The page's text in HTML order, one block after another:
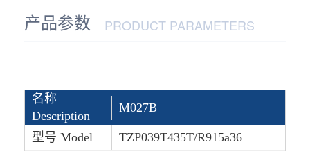
产品参数 PRODUCT PARAMETERS
名称
Description
M027B
型号 Model
TZP039T435T/R915a36